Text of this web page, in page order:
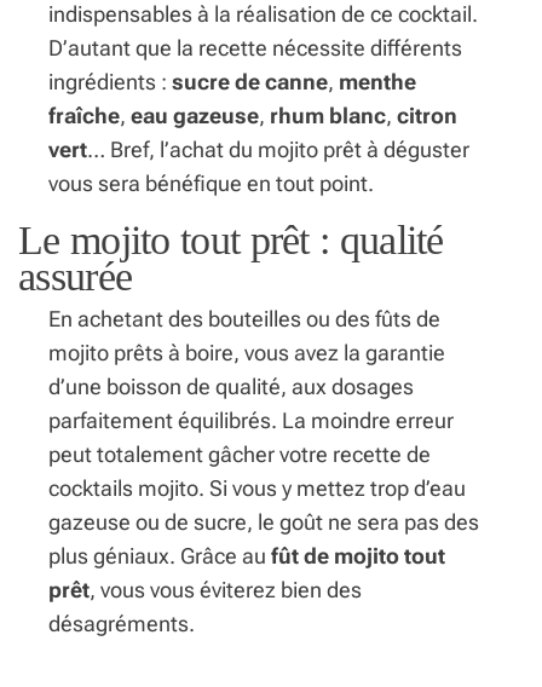
indispensables à la réalisation de ce cocktail.
D’autant que la recette nécessite différents
ingrédients : sucre de canne, menthe
fraîche, eau gazeuse, rhum blanc, citron
vert… Bref, l’achat du mojito prêt à déguster
vous sera bénéfique en tout point.
Le mojito tout prêt : qualité
assurée
En achetant des bouteilles ou des fûts de
mojito prêts à boire, vous avez la garantie
d’une boisson de qualité, aux dosages
parfaitement équilibrés. La moindre erreur
peut totalement gâcher votre recette de
cocktails mojito. Si vous y mettez trop d’eau
gazeuse ou de sucre, le goût ne sera pas des
plus géniaux. Grâce au fût de mojito tout
prêt, vous vous éviterez bien des
désagréments.